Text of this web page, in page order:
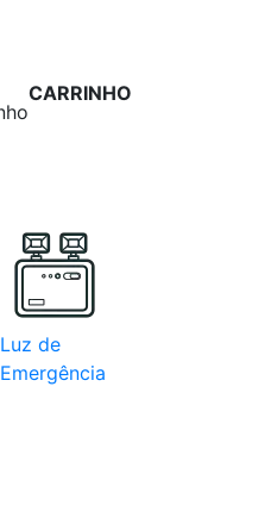
CARRINHO
Luz de
Emergência